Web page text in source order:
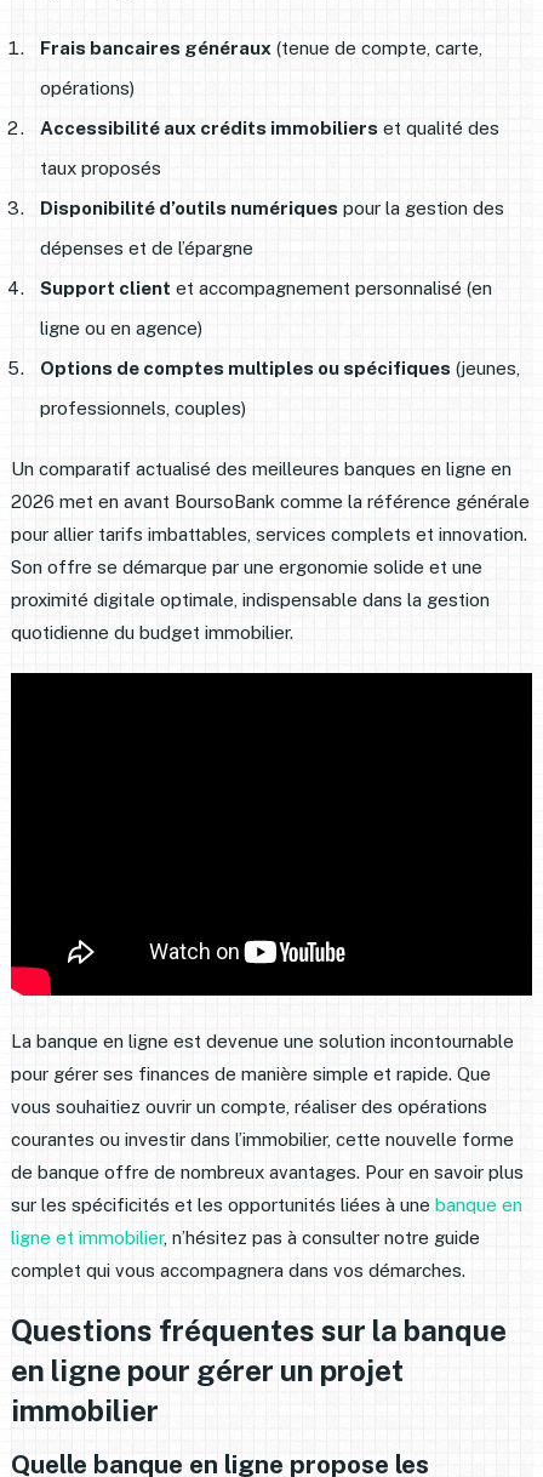
Frais bancaires généraux(tenue de compte, carte,
opérations)
Accessibilité aux crédits immobilierset qualité des
taux proposés
Disponibilité d’outils numériquespour la gestion des
dépenses et de l’épargne
Support client et accompagnement personnalisé (en
ligne ou en agence)
Options de comptes multiples ou spécifiques(jeunes,
professionnels, couples)
Un comparatif actualisé des meilleures banques en ligne en
2026 met en avant BoursoBank comme la référence générale
pour allier tarifs imbattables, services complets et innovation.
Son offre se démarque par une ergonomie solide et une
proximité digitale optimale, indispensable dans la gestion
quotidienne du budget immobilier.
La banque en ligne est devenue une solution incontournable
pour gérer ses finances de manière simple et rapide. Que
vous souhaitiez ouvrir un compte, réaliser des opérations
courantes ou investir dans l’immobilier, cette nouvelle forme
de banque offre de nombreux avantages. Pour en savoir plus
sur les spécificités et les opportunités liées à une banque en
ligne et immobilier, n’hésitez pas à consulter notre guide
complet qui vous accompagnera dans vos démarches.
Questions fréquentes sur la banque
en ligne pour gérer un projet
immobilier
Quelle banque en ligne propose les